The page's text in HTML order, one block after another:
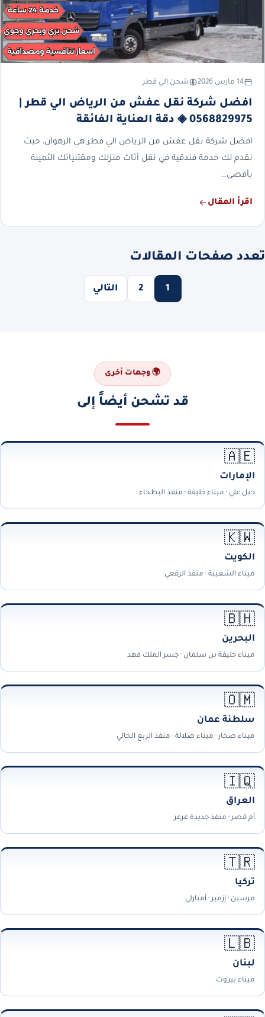
14 مارس 2026 شحن الي قطر
افضل شركة نقل عفش من الرياض الي قطر |
0568829975 ◈ دقة العناية الفائقة
افضل شركة نقل عفش من الرياض الي قطر هي الرهوان، حيث
نقدم لك خدمة فندقية في نقل أثاث منزلك ومقتنياتك الثمينة
بأقصى…
اقرأ المقال
تعدد صفحات المقالات
1
2 التالي
🌍 وجهات أخرى
قد تشحن أيضاً إلى
🇦🇪
الإمارات
جبل علي · ميناء خليفة · منفذ البطحاء
🇰🇼
الكويت
ميناء الشعيبة · منفذ الرقعي
🇧🇭
البحرين
ميناء خليفة بن سلمان · جسر الملك فهد
🇴🇲
سلطنة عمان
ميناء صحار · ميناء صلالة · منفذ الربع الخالي
🇮🇶
العراق
أم قصر · منفذ جديدة عرعر
🇹🇷
تركيا
مرسين · إزمير · أمبارلي
🇱🇧
لبنان
ميناء بيروت